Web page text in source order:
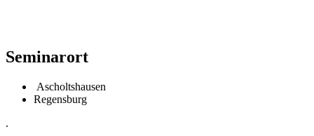
Seminarort
Ascholtshausen
Regensburg
.